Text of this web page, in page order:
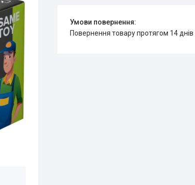
повернення товару протягом 14 днів